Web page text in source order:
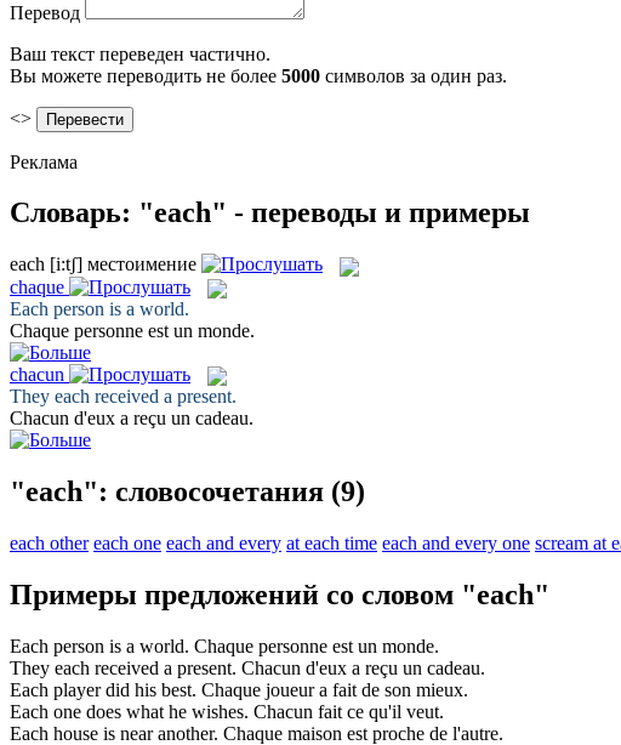
Перевод
Ваш текст переведен частично.
Вы можете переводить не более 5000 символов за один раз.
<>
Реклама
Словарь: "each" - переводы и примеры
each [i:tʃ] местоимение
chaque
Each person is a world.
Chaque personne est un monde.
chacun
They each received a present.
Chacun d'eux a reçu un cadeau.
"each": словосочетания (9)
each other each one each and every at each time each and every one scream at
Примеры предложений со словом "each"
Each person is a world. Chaque personne est un monde.
They each received a present. Chacun d'eux a reçu un cadeau.
Each player did his best. Chaque joueur a fait de son mieux.
Each one does what he wishes. Chacun fait ce qu'il veut.
Each house is near another. Chaque maison est proche de l'autre.